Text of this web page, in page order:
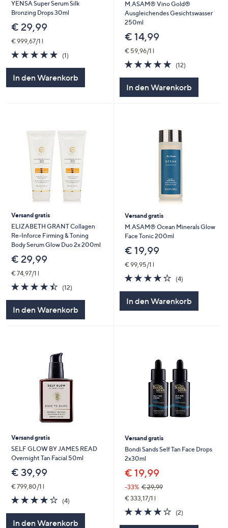
YENSA Super Serum Silk
Bronzing Drops 30ml
€ 29,99
€ 999,67/1 l
5.0
von
(1)1
In den Warenkorb
M.ASAM® Vino Gold®
Ausgleichendes Gesichtswasser
250ml
€ 14,99
€ 59,96/1 l
4.9
von
(12)12
In den Warenkorb
Versand gratis
ELIZABETH GRANT Collagen
Re-Inforce Firming & Toning
Body Serum Glow Duo 2x 200ml
€ 29,99
€ 74,97/1 l
4.4
von
(12)12
In den Warenkorb
Versand gratis
M.ASAM® Ocean Minerals Glow
Face Tonic 200ml
€ 19,99
€ 99,95/1 l
4.2
von
(4)4
In den Warenkorb
Versand gratis
SELF GLOW BY JAMES READ
Overnight Tan Facial 50ml
€ 39,99
€ 799,80/1 l
4.0
von
(4)4
In den Warenkorb
Versand gratis
Bondi Sands Self Tan Face Drops
2x30ml
€ 19,99
-33% € 29,99
€ 333,17/1 l
4.0
von
(2)2